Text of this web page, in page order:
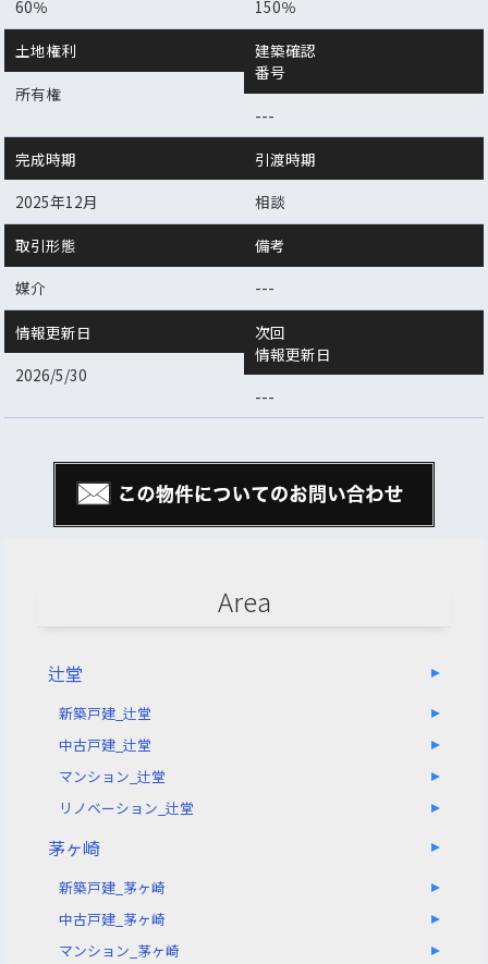
60％
150％
土地権利
所有権
建築確認
番号
---
完成時期
2025年12月
引渡時期
相談
取引形態
媒介
備考
---
情報更新日
2026/5/30
次回
情報更新日
---
Area
辻堂
新築戸建_辻堂
中古戸建_辻堂
マンション_辻堂
リノベーション_辻堂
茅ヶ崎
新築戸建_茅ヶ崎
中古戸建_茅ヶ崎
マンション_茅ヶ崎